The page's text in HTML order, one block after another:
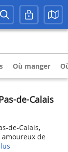
Où manger
de-Calais
de-Calais,
de